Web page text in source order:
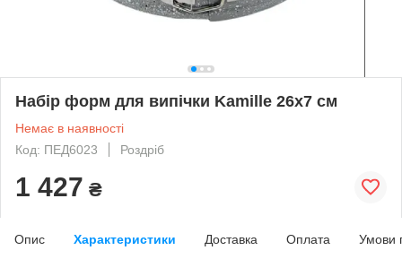
Набір форм для випічки Kamille 26х7 см
Немає в наявності
Код: ПЕД6023
Роздріб
1 427 ₴
Опис Характеристики Доставка Оплата Умови